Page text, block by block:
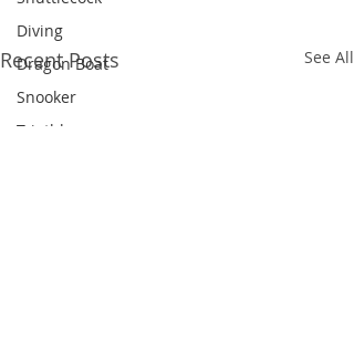
Diving
Dragon Boat
Snooker
Triathlon
Recent Posts See All